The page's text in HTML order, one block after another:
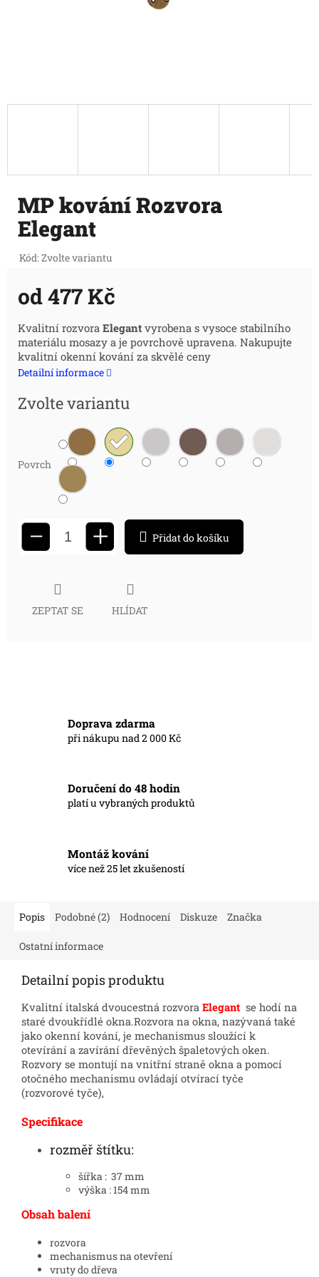
MP kování Rozvora
Elegant
Kód:Zvolte variantu
od477 Kč
Měrná
cena:
Kvalitní rozvora Elegant vyrobena s vysoce stabilního
materiálu mosazy a je povrchově upravena. Nakupujte
kvalitní okenní kování za skvělé ceny
Detailní informace
Zvolte variantu
Povrch
− + Přidat do košíku
ZEPTAT SE HLÍDAT
Doprava zdarma
při nákupu nad 2 000 Kč
Doručení do 48 hodin
platí u vybraných produktů
Montáž kování
více než 25 let zkušeností
Popis Podobné (2) Hodnocení Diskuze Značka
Ostatní informace
Detailní popis produktu
Kvalitní italská dvoucestná rozvora Elegant se hodí na
staré dvoukřídlé okna.Rozvora na okna, nazývaná také
jako okenní kování, je mechanismus sloužící k
otevírání a zavírání dřevěných špaletových oken.
Rozvory se montují na vnitřní straně okna a pomocí
otočného mechanismu ovládají otvírací tyče
(rozvorové tyče),
Specifikace
rozměř štítku:
šířka : 37 mm
výška : 154 mm
Obsah balení
rozvora
mechanismus na otevření
vruty do dřeva